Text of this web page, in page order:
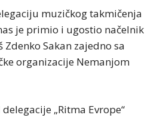
muzičkog takmičenja
je primio i ugostio načelnik
Sakan zajedno sa
organizacije Nemanjom
„Ritma Evrope“